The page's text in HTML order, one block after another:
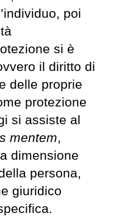
poi
si è
il diritto di
delle proprie
protezione
si assiste al
mentem,
dimensione
persona,
giuridico